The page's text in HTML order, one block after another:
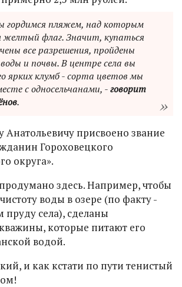
гордимся пляжем, над которым
желтый флаг. Значит, купаться
все разрешения, пройдены
и почвы. В центре села вы
ярких клумб - сорта цветов мы
с односельчанами, -говорит
.
Анатольевичу присвоено звание
Гороховецкого
округа».
здесь. Например, чтобы
воды в озере (по факту -
села), сделаны
которые питают его
водой.
и как кстати по пути тенистый